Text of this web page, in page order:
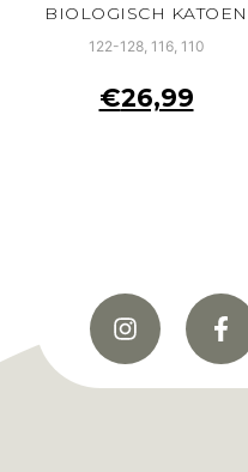
BIOLOGISCH KATOEN
122-128, 116, 110
€26,99